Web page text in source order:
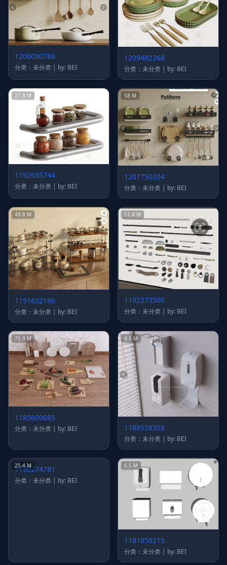
1206030786
分类：未分类 | by: BEI
1209482268
分类：未分类 | by: BEI
27.8 M
1192635744
分类：未分类 | by: BEI
58 M
1201750204
分类：未分类 | by: BEI
49.8 M
1191632186
分类：未分类 | by: BEI
11.4 M
1192273500
分类：未分类 | by: BEI
75.9 M
1185600685
分类：未分类 | by: BEI
4.6 M
1188558358
分类：未分类 | by: BEI
25.4 M
分类：未分类 | by: BEI
6.5 M
1181850215
分类：未分类 | by: BEI